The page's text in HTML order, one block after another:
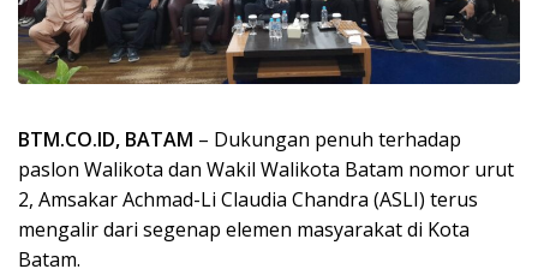
BTM.CO.ID, BATAM – Dukungan penuh terhadap
paslon Walikota dan Wakil Walikota Batam nomor urut
2, Amsakar Achmad-Li Claudia Chandra (ASLI) terus
mengalir dari segenap elemen masyarakat di Kota
Batam.